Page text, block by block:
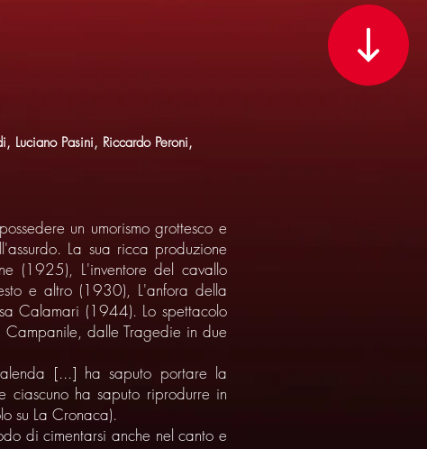
Pasini, Riccardo Peroni,
un umorismo grottesco e
La sua ricca produzione
(1925), L'inventore del cavallo
e altro (1930), L'anfora della
Calamari (1944). Lo spettacolo
dalle Tragedie in due
[...] ha saputo portare la
ha saputo riprodurre in
su La Cronaca).
di cimentarsi anche nel canto e